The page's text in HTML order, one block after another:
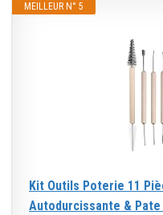
MEILLEUR N° 5
Kit Outils Poterie 11
Autodurcissante & Pate